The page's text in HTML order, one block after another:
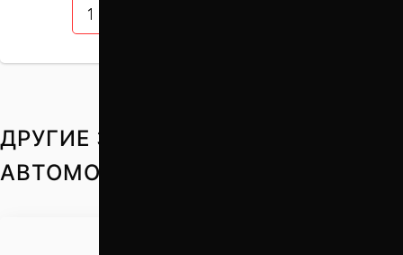
1
ДРУГИЕ ЗАПЧАСТИ НА ВАШ
АВТОМОБИЛЬ